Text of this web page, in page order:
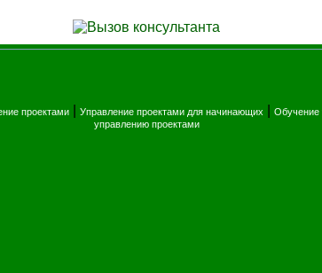
проектами Управление проектами для начинающих Обучение
управлению проектами